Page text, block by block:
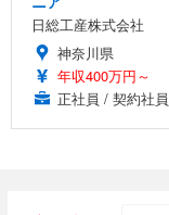
日総工産株式会社
神奈川県
年収400万円～
正社員 / 契約社